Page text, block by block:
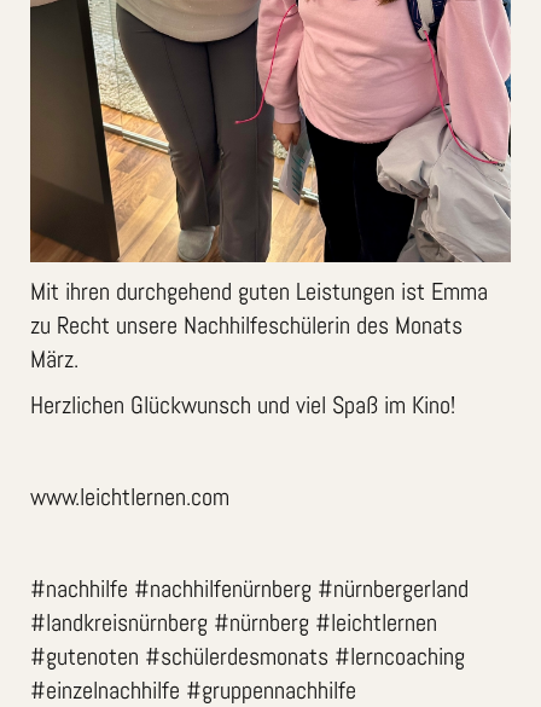
Mit ihren durchgehend guten Leistungen ist Emma
zu Recht unsere Nachhilfeschülerin des Monats
März.
Herzlichen Glückwunsch und viel Spaß im Kino!
www.leichtlernen.com
#nachhilfe #nachhilfenürnberg #nürnbergerland
#landkreisnürnberg #nürnberg #leichtlernen
#gutenoten #schülerdesmonats #lerncoaching
#einzelnachhilfe #gruppennachhilfe